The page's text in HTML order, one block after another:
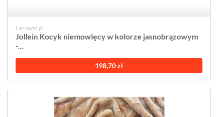
Limango.pl
Jollein Kocyk niemowlęcy w kolorze jasnobrązowym
-...
198,70 zł